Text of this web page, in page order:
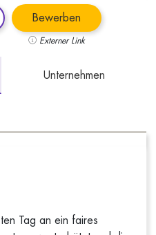
Bewerben
Externer Link
Unternehmen
Tag an ein faires